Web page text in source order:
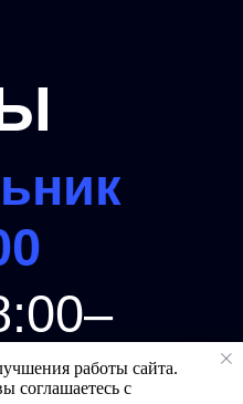
сайта General-site
работы сайта.
соглашаетесь с
Мы на связи